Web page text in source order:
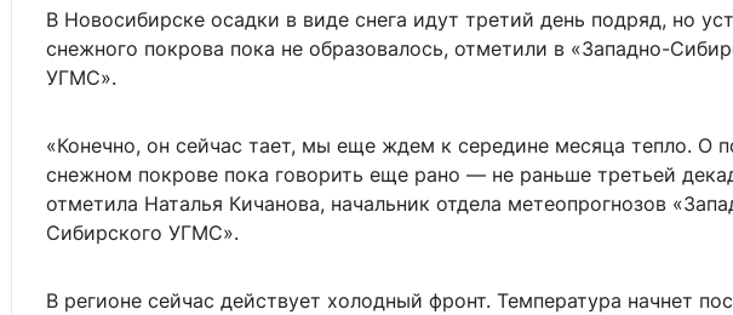
В Новосибирске осадки в виде снега идут третий день подряд, но
снежного покрова пока не образовалось, отметили в «Западно-
УГМС».
«Конечно, он сейчас тает, мы еще ждем к середине месяца тепло. О
снежном покрове пока говорить еще рано — не раньше третьей
отметила Наталья Кичанова, начальник отдела метеопрогнозов
Сибирского УГМС».
В регионе сейчас действует холодный фронт. Температура начнет